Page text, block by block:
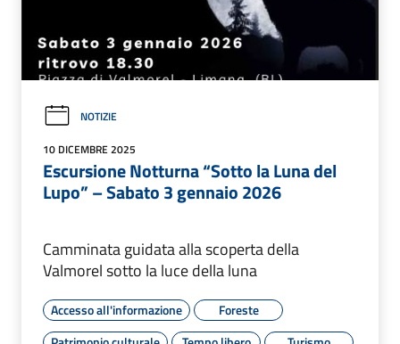
NOTIZIE
10 DICEMBRE 2025
Escursione Notturna “Sotto la Luna del
Lupo” – Sabato 3 gennaio 2026
Camminata guidata alla scoperta della
Valmorel sotto la luce della luna
Accesso all'informazione
Foreste